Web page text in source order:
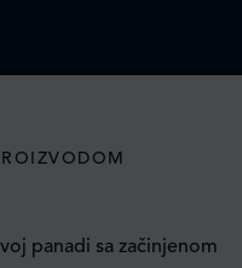
panadi sa začinjenom